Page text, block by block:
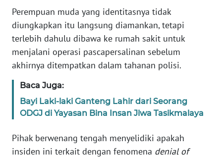
Perempuan muda yang identitasnya tidak
diungkapkan itu langsung diamankan, tetapi
terlebih dahulu dibawa ke rumah sakit untuk
menjalani operasi pascapersalinan sebelum
akhirnya ditempatkan dalam tahanan polisi.
Baca Juga:
Bayi Laki-laki Ganteng Lahir dari Seorang
ODGJ di Yayasan Bina Insan Jiwa Tasikmalaya
Pihak berwenang tengah menyelidiki apakah
insiden ini terkait dengan fenomena denial of
Wahana
News
Regional
WN
SUMUT
WN
JAKARTA
WN